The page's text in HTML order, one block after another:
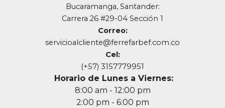
Bucaramanga, Santander:
Carrera 26 #29-04 Sección 1
Correo:
servicioalcliente@ferrefarbef.com.co
Cel:
(+57) 3157779951
Horario de Lunes a Viernes:
8:00 am - 12:00 pm
2:00 pm - 6:00 pm